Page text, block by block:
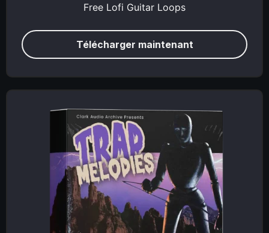
Free Lofi Guitar Loops
Télécharger maintenant